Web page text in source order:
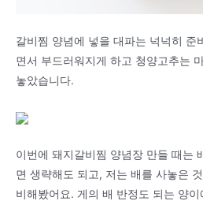
갈비찜 양념에 넣을 대파는 넉넉히 준
면서 부드러워지게 하고 청양고추는
놓았습니다.
이번에 돼지갈비찜 양념장 만들 때는
면 생략해도 되고, 저는 배를 사놓은
비해봤어요. 게의 배 반정도 되는 양